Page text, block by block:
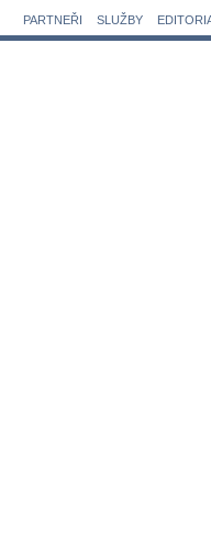
PARTNEŘI
SLUŽBY